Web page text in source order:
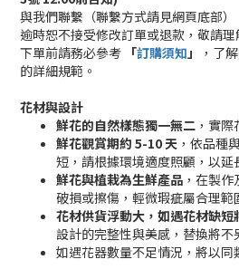
與我們聯繫（聯繫方式請見網頁底部）
逾時恕不接受修改訂單或退款，敬請理
下單前請務必參考 「訂購須知」
，了
的詳細規範。
花材與設計
鮮花的自然樣態獨一無二 ，實
鮮花觀賞期約 5-10 天 ，依品種
短，請根據環境適度照顧，以延
鮮花與植栽為生鮮產品 ，在製
破損或擦傷，輕微瑕疵屬合理範
花材供貨浮動大，如遇花材缺短
設計的完整性與美感，替換將不
如遇花器數量不足情況，將以同